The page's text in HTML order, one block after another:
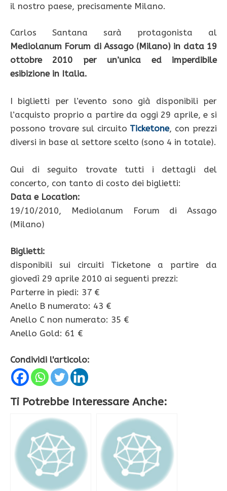
il nostro paese, precisamente Milano.
Carlos Santana sarà protagonista al
Mediolanum Forum di Assago (Milano) in data 19
ottobre 2010 per un’unica ed imperdibile
esibizione in Italia.
I biglietti per l’evento sono già disponibili per
l’acquisto proprio a partire da oggi 29 aprile, e si
possono trovare sul circuito Ticketone, con prezzi
diversi in base al settore scelto (sono 4 in totale).
Qui di seguito trovate tutti i dettagli del
concerto, con tanto di costo dei biglietti:
Data e Location:
19/10/2010, Mediolanum Forum di Assago
(Milano)
Biglietti:
disponibili sui circuiti Ticketone a partire da
giovedì 29 aprile 2010 ai seguenti prezzi:
Parterre in piedi: 37 €
Anello B numerato: 43 €
Anello C non numerato: 35 €
Anello Gold: 61 €
Condividi l'articolo:
Ti Potrebbe Interessare Anche: